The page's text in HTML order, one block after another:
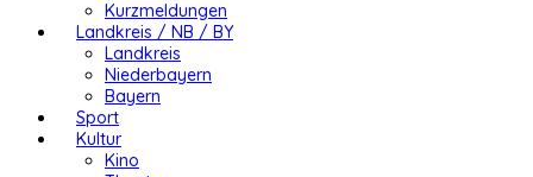
Kurzmeldungen
Landkreis / NB / BY
Landkreis
Niederbayern
Bayern
Sport
Kultur
Kino